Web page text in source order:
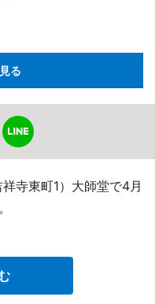
る
寺東町1）大師堂で4月